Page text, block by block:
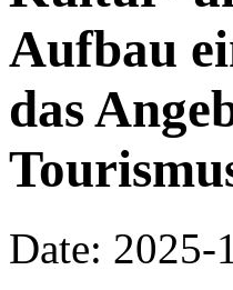
Aufbau
das
Date: 2025-